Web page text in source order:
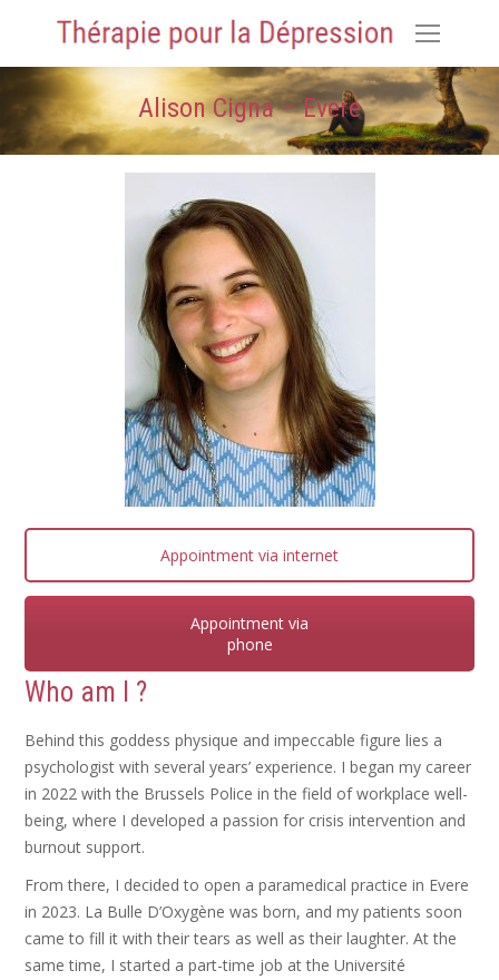
Alison Cigna – Evere
Who am I ?
Behind this goddess physique and impeccable figure lies a
psychologist with several years’ experience. I began my career
in 2022 with the Brussels Police in the field of workplace well-
being, where I developed a passion for crisis intervention and
burnout support.
From there, I decided to open a paramedical practice in Evere
in 2023. La Bulle D’Oxygène was born, and my patients soon
came to fill it with their tears as well as their laughter. At the
same time, I started a part-time job at the Université
Appointment via internet
Appointment via
phone